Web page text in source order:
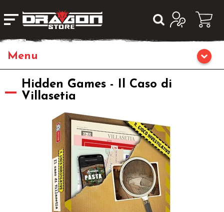
Giochi da Tavolo
Giochi di Carte Collezionabili
Hidden Games - Il Caso di
Villasetia